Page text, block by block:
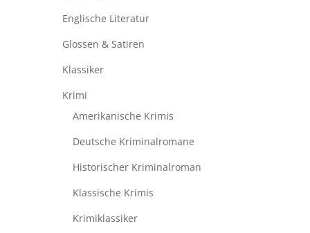
Englische Literatur
Glossen & Satiren
Klassiker
Krimi
Amerikanische Krimis
Deutsche Kriminalromane
Historischer Kriminalroman
Klassische Krimis
Krimiklassiker